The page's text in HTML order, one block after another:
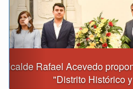
Gobernación y Alcaldía de
con inversiones